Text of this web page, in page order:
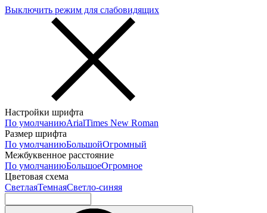
Выключить режим для слабовидящих
Настройки шрифта
По умолчаниюArialTimes New Roman
Размер шрифта
По умолчаниюБольшойОгромный
Межбуквенное расстояние
По умолчаниюБольшоеОгромное
Цветовая схема
СветлаяТемнаяСветло-синяя